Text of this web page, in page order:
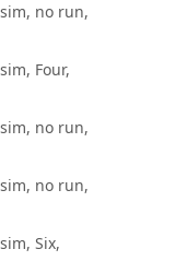
no run,
Four,
no run,
no run,
Six,